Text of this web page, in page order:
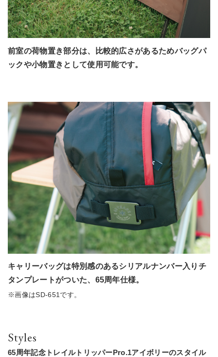
前室の荷物置き部分は、比較的広さがあるためバッグパ
ックや小物置きとして使用可能です。
キャリーバッグは特別感のあるシリアルナンバー入りチ
タンプレートがついた、65周年仕様。
※画像はSD-651です。
Styles
65周年記念トレイルトリッパーPro.1アイボリーのスタイル